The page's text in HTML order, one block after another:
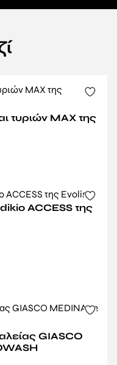
τυριών MAX της
ACCESS της
GIASCO